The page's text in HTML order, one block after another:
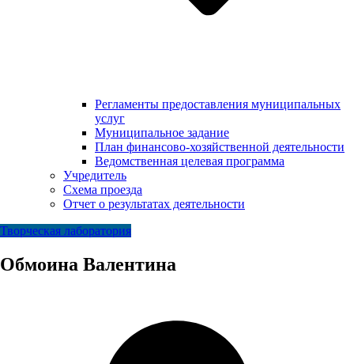
Регламенты предоставления муниципальных
услуг
Муниципальное задание
План финансово-хозяйственной деятельности
Ведомственная целевая программа
Учредитель
Схема проезда
Отчет о результатах деятельности
Творческая лаборатория
Обмоина Валентина